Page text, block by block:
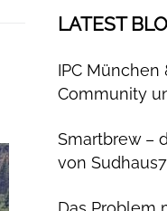
LATEST
IPC München
Community
Smartbrew –
von Sudhaus7